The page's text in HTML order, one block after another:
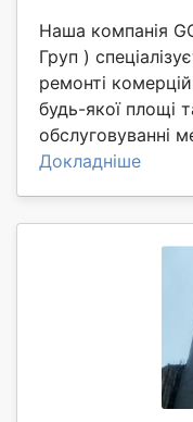
Наша компанія
Груп )
ремонті
будь-якої площі
обслуговуванні
Докладніше